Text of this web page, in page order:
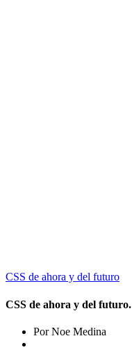
CSS de ahora y del futuro
CSS de ahora y del futuro.
Por Noe Medina